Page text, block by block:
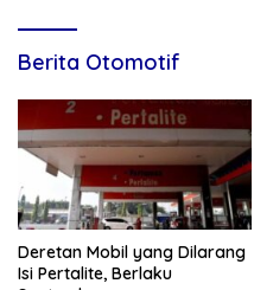
Berita Otomotif
Deretan Mobil yang Dilarang
Isi Pertalite, Berlaku